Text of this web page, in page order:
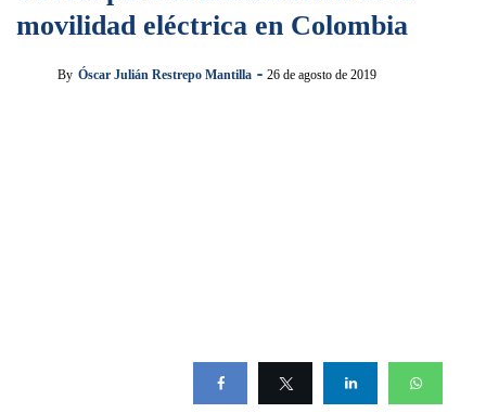
movilidad eléctrica en Colombia
By Óscar Julián Restrepo Mantilla 26 de agosto de 2019